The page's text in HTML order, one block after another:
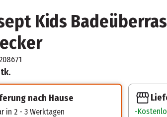
Kids
nach Hause
in 2 - 3 Werktagen